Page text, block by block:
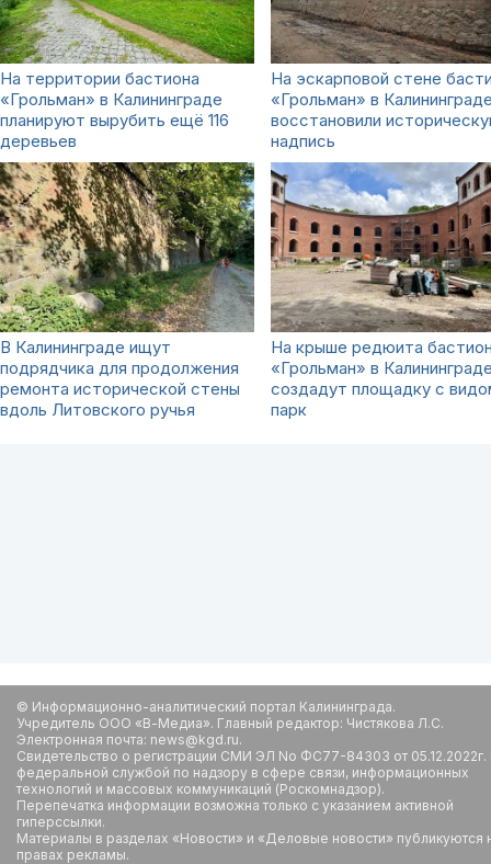
На территории бастиона
«Грольман» в Калининграде
планируют вырубить ещё 116
деревьев
На эскарповой стене
«Грольман» в
восстановили
надпись
В Калининграде ищут
подрядчика для продолжения
ремонта исторической стены
вдоль Литовского ручья
На крыше редюита
«Грольман» в
создадут площадку с
парк
© Информационно-аналитический портал Калининграда.
Учредитель ООО «В-Медиа». Главный редактор: Чистякова Л.С.
Электронная почта: news@kgd.ru.
Свидетельство о регистрации СМИ ЭЛ No ФС77-84303 от
федеральной службой по надзору в сфере связи, информационных
технологий и массовых коммуникаций (Роскомнадзор).
Перепечатка информации возможна только с указанием активной
гиперссылки.
Материалы в разделах «Новости» и «Деловые новости» публикуются
правах рекламы.